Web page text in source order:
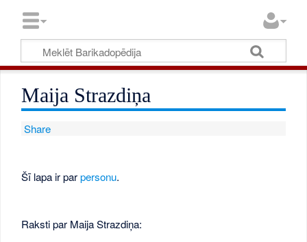
Maija Strazdiņa
Share
Šī lapa ir parpersonu.
Raksti par Maija Strazdiņa: